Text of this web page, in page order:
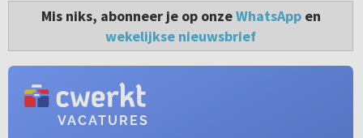
Mis niks, abonneer je op onzeWhatsAppen
wekelijkse nieuwsbrief